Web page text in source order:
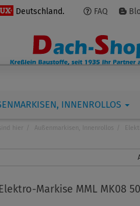
Deutschland. FAQ
INNENROLLOS
hier Außenmarkisen, Innenrollos
Elektro-Markise MML MK08